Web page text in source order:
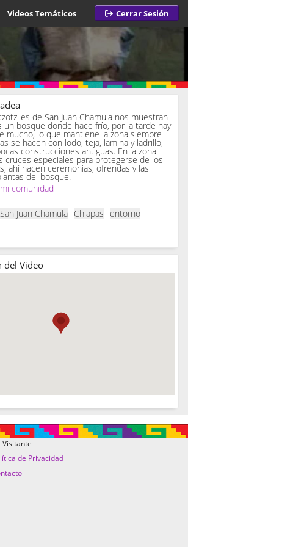
Videos Temáticos Cerrar Sesión
de San Juan Chamula nos muestran
un bosque donde hace frío, por la tarde hay
mucho, lo que mantiene la zona siempre
se hacen con lodo, teja, lamina y ladrillo,
construcciones antiguas. En la zona
cruces especiales para protegerse de los
ahí hacen ceremonias, ofrendas y las
del bosque.
comunidad
San Juan Chamula Chiapas entorno
del Video
Visitante
de Privacidad